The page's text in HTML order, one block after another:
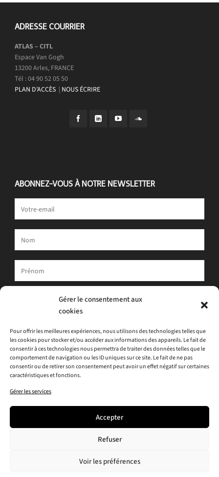
Gérer le consentement aux
cookies
Pour offrir les meilleures expériences, nous utilisons des technologies telles que
les cookies pour stocker et/ou accéder aux informations des appareils. Le fait de
consentir à ces technologies nous permettra de traiter des données telles que le
comportement de navigation ou les ID uniques sur ce site. Le fait de ne pas
consentir ou de retirer son consentement peut avoir un effet négatif sur certaines
caractéristiques et fonctions.
Gérer les services
Accepter
Refuser
Voir les préférences
ADRESSE COURRIER
ATLAS – CITL
Espace Van Gogh
13200 Arles, FRANCE
Tél : 04 90 52 05 50
PLAN D’ACCÈS | NOUS ÉCRIRE
ABONNEZ-VOUS À NOTRE NEWSLETTER
Votre adresse e-mail est uniquement utilisée pour vous envoyer
notre newsletter et des informations sur les activités d'ATLAS.
la newsletter.
J'acceptela politique de confidentialité